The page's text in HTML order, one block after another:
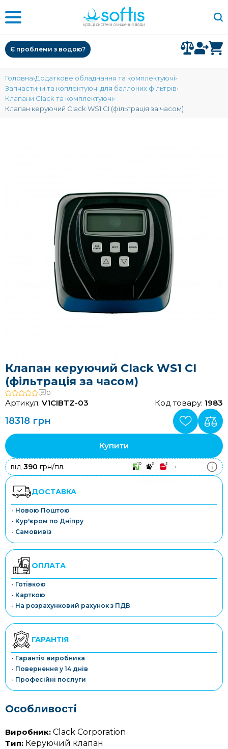
Є проблеми з водою?
Головна Додаткове обладнання та комплектуючі
Запчастини та коплектуючі для баллоних фільтрів
Клапани Clack та комплектуючі
Клапан керуючий Clack WS1 CI (фільтрація за часом)
Клапан керуючий Clack WS1 CI
(фільтрація за часом)
0
Артикул: V1CIBTZ-03 Код товару: 1983
18318 грн
Купити
від 390 грн/пл. 10 3 3 +
ДОСТАВКА
- Новою Поштою
- Кур'єром по Дніпру
- Самовивіз
ОПЛАТА
- Готівкою
- Карткою
- На розрахунковий рахунок з ПДВ
ГАРАНТІЯ
- Гарантія виробника
- Повернення у 14 днів
- Професійні послуги
Особливості
Виробник: Clack Corporation
Тип: Керуючий клапан